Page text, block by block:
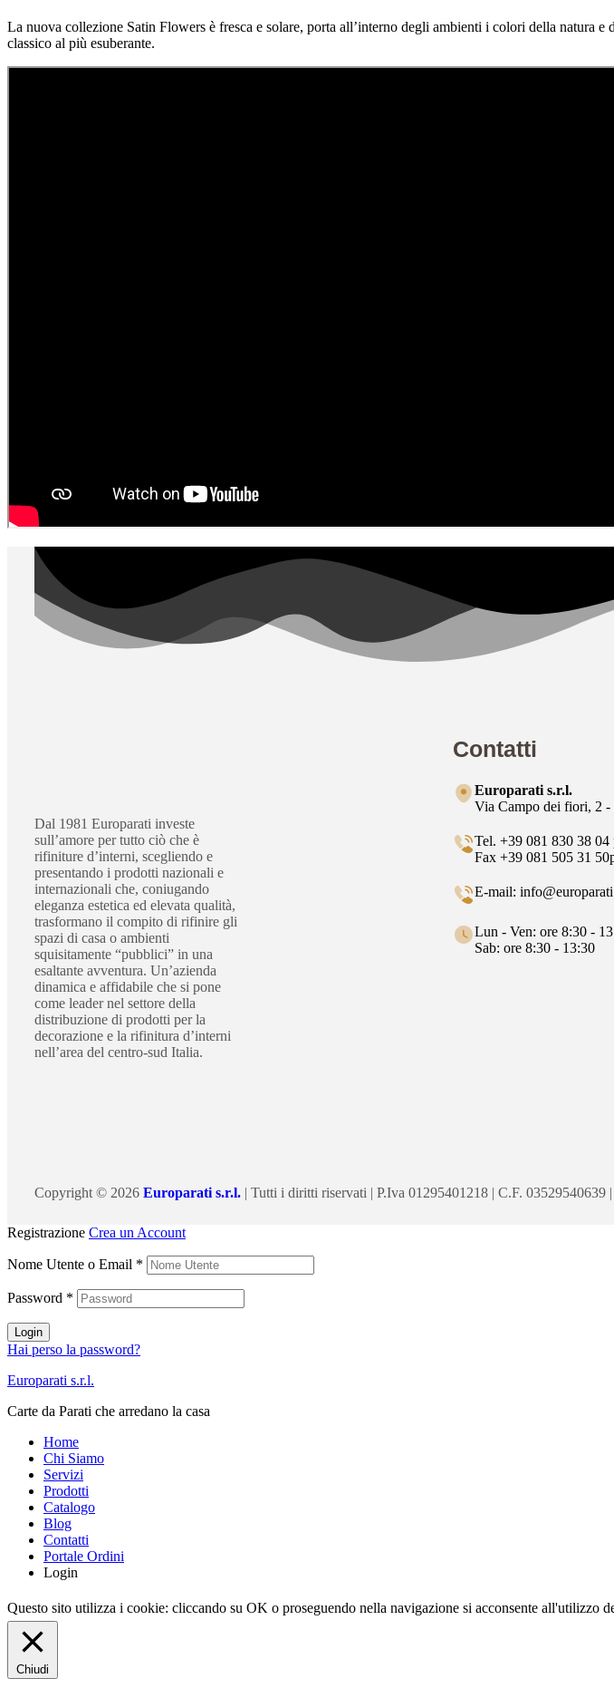
La nuova collezione Satin Flowers è fresca e solare, porta all’interno degli ambienti i colori della natura
classico al più esuberante.
Dal 1981 Europarati investe
sull’amore per tutto ciò che è
rifiniture d’interni, scegliendo e
presentando i prodotti nazionali e
internazionali che, coniugando
eleganza estetica ed elevata qualità,
trasformano il compito di rifinire gli
spazi di casa o ambienti
squisitamente “pubblici” in una
esaltante avventura. Un’azienda
dinamica e affidabile che si pone
come leader nel settore della
distribuzione di prodotti per la
decorazione e la rifinitura d’interni
nell’area del centro-sud Italia.
Contatti
Europarati s.r.l.
Via Campo dei fiori, 2 -
Tel. +39 081 830 38 04
Fax +39 081 505 31
E-mail:
Lun - Ven: ore 8:30 -
Sab: ore 8:30 - 13:30
Copyright © 2026 Europarati s.r.l. | Tutti i diritti riservati | P.Iva 01295401218 | C.F. 03529540639 |
Registrazione Crea un Account
Nome Utente o Email *
Password *
Login
Hai perso la password?
Europarati s.r.l.
Carte da Parati che arredano la casa
Home
Chi Siamo
Servizi
Prodotti
Catalogo
Blog
Contatti
Portale Ordini
Login
Questo sito utilizza i cookie: cliccando su OK o proseguendo nella navigazione si acconsente all'utilizzo
Chiudi